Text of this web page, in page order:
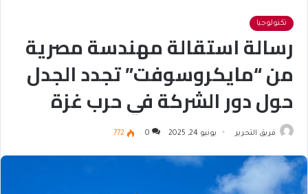
تكنولوجيا
رسالة استقالة مهندسة مصرية
من “مايكروسوفت” تجدد الجدل
حول دور الشركة في حرب غزة
فريق التحرير يونيو 24, 2025 0
772